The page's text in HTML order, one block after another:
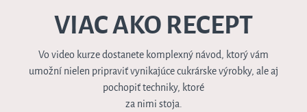
VIAC AKO RECEPT
Vo video kurze dostanete komplexný návod, ktorý vám
umožní nielen pripraviť vynikajúce cukrárske výrobky, ale aj
pochopiť techniky, ktoré
za nimi stoja.